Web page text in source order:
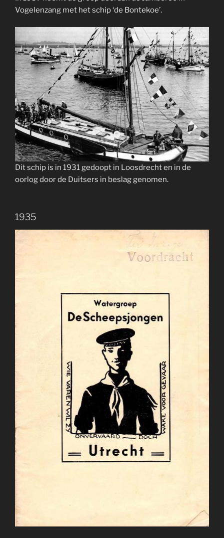
Vogelenzang met het schip ‘de Bontekoe’.
Dit schip is in 1931 gedoopt in Loosdrecht en in de
oorlog door de Duitsers in beslag genomen.
1935